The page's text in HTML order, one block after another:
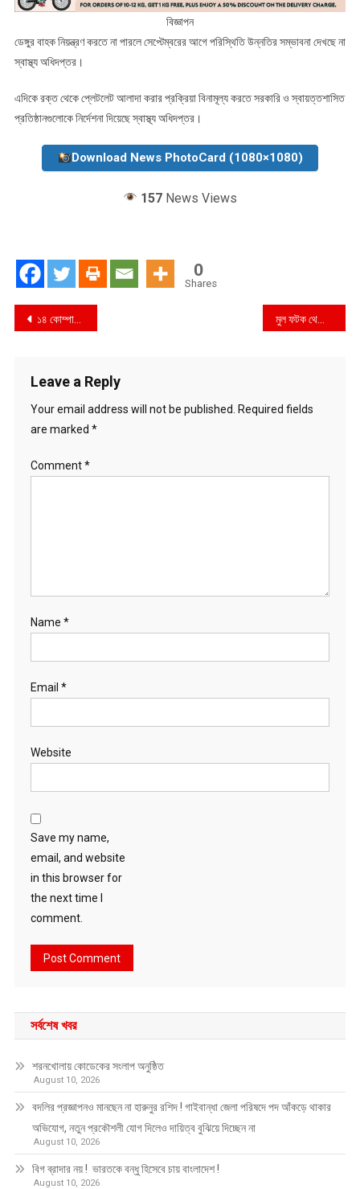
বিজ্ঞাপন
ডেঙ্গুর বাহক নিয়ন্ত্রণ করতে না পারলে সেপ্টেম্বরের আগে পরিস্থিতি উন্নতির সম্ভাবনা দেখছে না
স্বাস্থ্য অধিদপ্তর।
এদিকে রক্ত থেকে প্লেটলেট আলাদা করার প্রক্রিয়া বিনামূল্য করতে সরকারি ও স্বায়ত্তশাসিত
প্রতিষ্ঠানগুলোকে নির্দেশনা দিয়েছে স্বাস্থ্য অধিদপ্তর।
Download News PhotoCard (1080×1080)
157 News Views
0
Shares
Post
১৪ কোম্পানির দুধ বিক্রিতে বাধা নেই
Leave a Reply
Your email address will not be published.
Required fields
are marked *
Comment*
Name *
Email *
Website
Save my name,
email, and website
in this browser for
the next time I
comment.
সর্বশেষ খবর
শরনখোলায় কোডেকের সংলাপ অনুষ্ঠিত
August 10, 2026
বদলির প্রজ্ঞাপনও মানছেন না হারুনুর রশিদ ! গাইবান্ধা জেলা পরিষদে পদ আঁকড়ে থাকার
অভিযোগ, নতুন প্রকৌশলী যোগ দিলেও দায়িত্ব বুঝিয়ে দিচ্ছেন না
August 10, 2026
বিগ ব্রাদার নয় ! ভারতকে বন্ধু হিসেবে চায় বাংলাদেশ !
August 10, 2026